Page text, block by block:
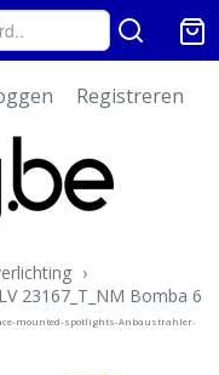
Registreren
›
23167_T_NM Bomba 6
mounted-spotlights-Anbaustrahler-